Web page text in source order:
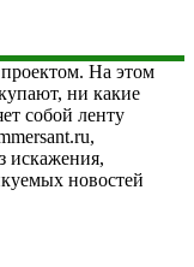
На этом
ни какие
собой ленту
искажения,
новостей